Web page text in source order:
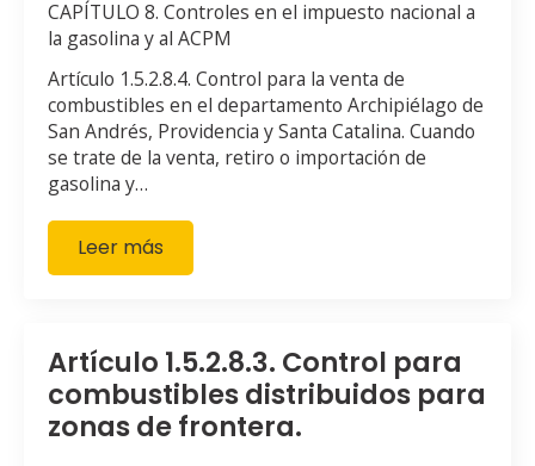
CAPÍTULO 8. Controles en el impuesto nacional a
la gasolina y al ACPM
Artículo 1.5.2.8.4. Control para la venta de
combustibles en el departamento Archipiélago de
San Andrés, Providencia y Santa Catalina. Cuando
se trate de la venta, retiro o importación de
gasolina y…
Leer más
Artículo 1.5.2.8.3. Control para
combustibles distribuidos para
zonas de frontera.